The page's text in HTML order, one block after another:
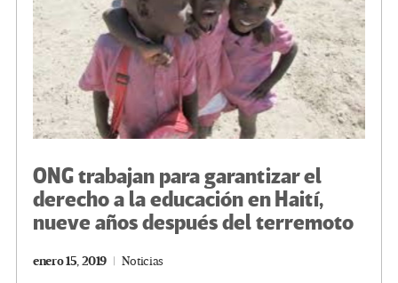
ONG trabajan para garantizar el
derecho a la educación en Haití,
nueve años después del terremoto
enero 15, 2019 Noticias